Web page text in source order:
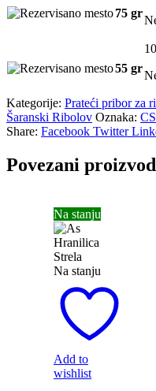
75 gr
55 gr
Kategorije: Prateći pribor za
Šaranski Ribolov Oznaka:
Share: Facebook Twitter
Povezani
Na stanju
Na stanju
Add to
wishlist